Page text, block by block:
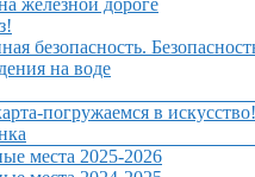
железной дороге
безопасность.
на воде
погружаемся в искусство!
места 2025-2026